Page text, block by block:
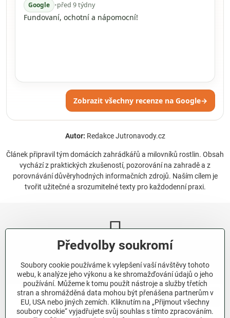
Google •před 9 týdny
Fundovaní, ochotní a nápomocní!
Zobrazit všechny recenze na Google→
Autor: Redakce Jutronavody.cz
Článek připravil tým domácích zahrádkářů a milovníků rostlin. Obsah
vychází z praktických zkušeností, pozorování na zahradě a z
porovnávání důvěryhodných informačních zdrojů. Naším cílem je
tvořit užitečné a srozumitelné texty pro každodenní praxi.
Newsletter
Odebírat naše novinky:
Odebírat
Předvolby soukromí
Soubory cookie používáme k vylepšení vaší návštěvy tohoto
webu, k analýze jeho výkonu a ke shromažďování údajů o jeho
používání. Můžeme k tomu použít nástroje a služby třetích
stran a shromážděná data mohou být přenášena partnerům v
EU, USA nebo jiných zemích. Kliknutím na „Přijmout všechny
soubory cookie“ vyjadřujete svůj souhlas s tímto zpracováním.